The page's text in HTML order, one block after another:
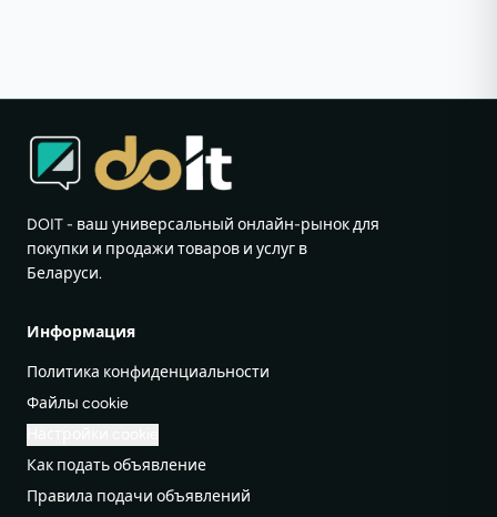
DOIT - ваш универсальный онлайн-рынок для
покупки и продажи товаров и услуг в
Беларуси.
Информация
Политика конфиденциальности
Файлы cookie
Как подать объявление
Правила подачи объявлений